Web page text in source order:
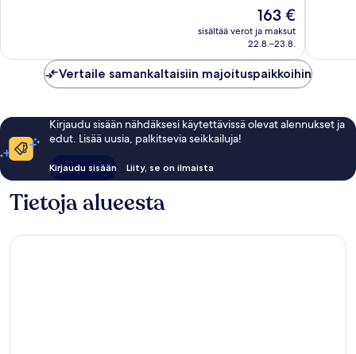
arvostelua
Hinta
163 €
163 €
sisältää verot ja maksut
22.8.–23.8.
Vertaile samankaltaisiin majoituspaikkoihin
Kirjaudu sisään nähdäksesi käytettävissä olevat alennukset ja
edut. Lisää uusia, palkitsevia seikkailuja!
Kirjaudu sisään Liity, se on ilmaista
Tietoja alueesta